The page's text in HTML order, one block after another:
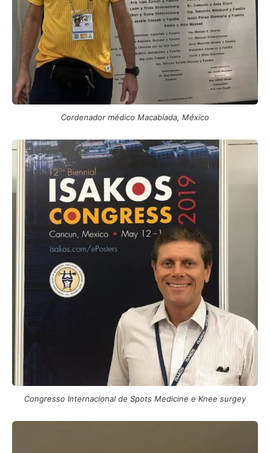
Cordenador médico Macabíada, México
Congresso Internacional de Spots Medicine e Knee surgey